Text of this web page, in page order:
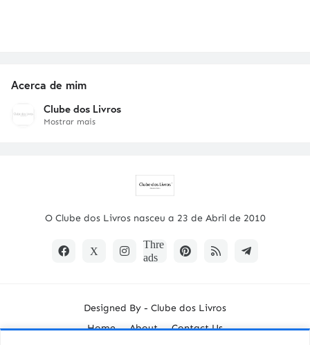
Acerca de mim
Clube dos Livros
Mostrar mais
O Clube dos Livros nasceu a 23 de Abril de 2010
Designed By - Clube dos Livros
Home
About Contact Us